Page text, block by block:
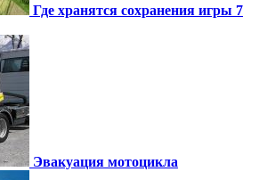
Где хранятся сохранения игры 7
Эвакуация мотоцикла